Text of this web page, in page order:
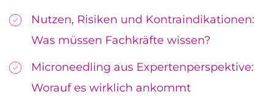
Nutzen, Risiken und Kontraindikationen:
Was müssen Fachkräfte wissen?
Microneedling aus Expertenperspektive:
Worauf es wirklich ankommt